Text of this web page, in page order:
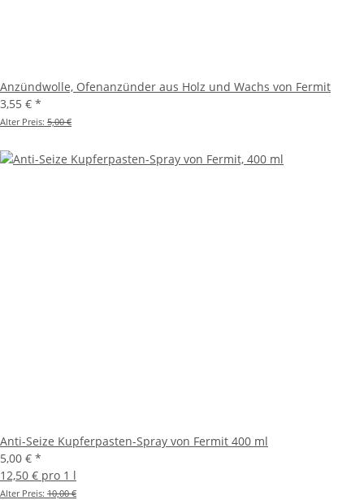
Anzündwolle, Ofenanzünder aus Holz und Wachs von Fermit
3,55 € *
Alter Preis: 5,00 €
Anti-Seize Kupferpasten-Spray von Fermit 400 ml
5,00 € *
12,50 € pro 1 l
Alter Preis: 10,00 €